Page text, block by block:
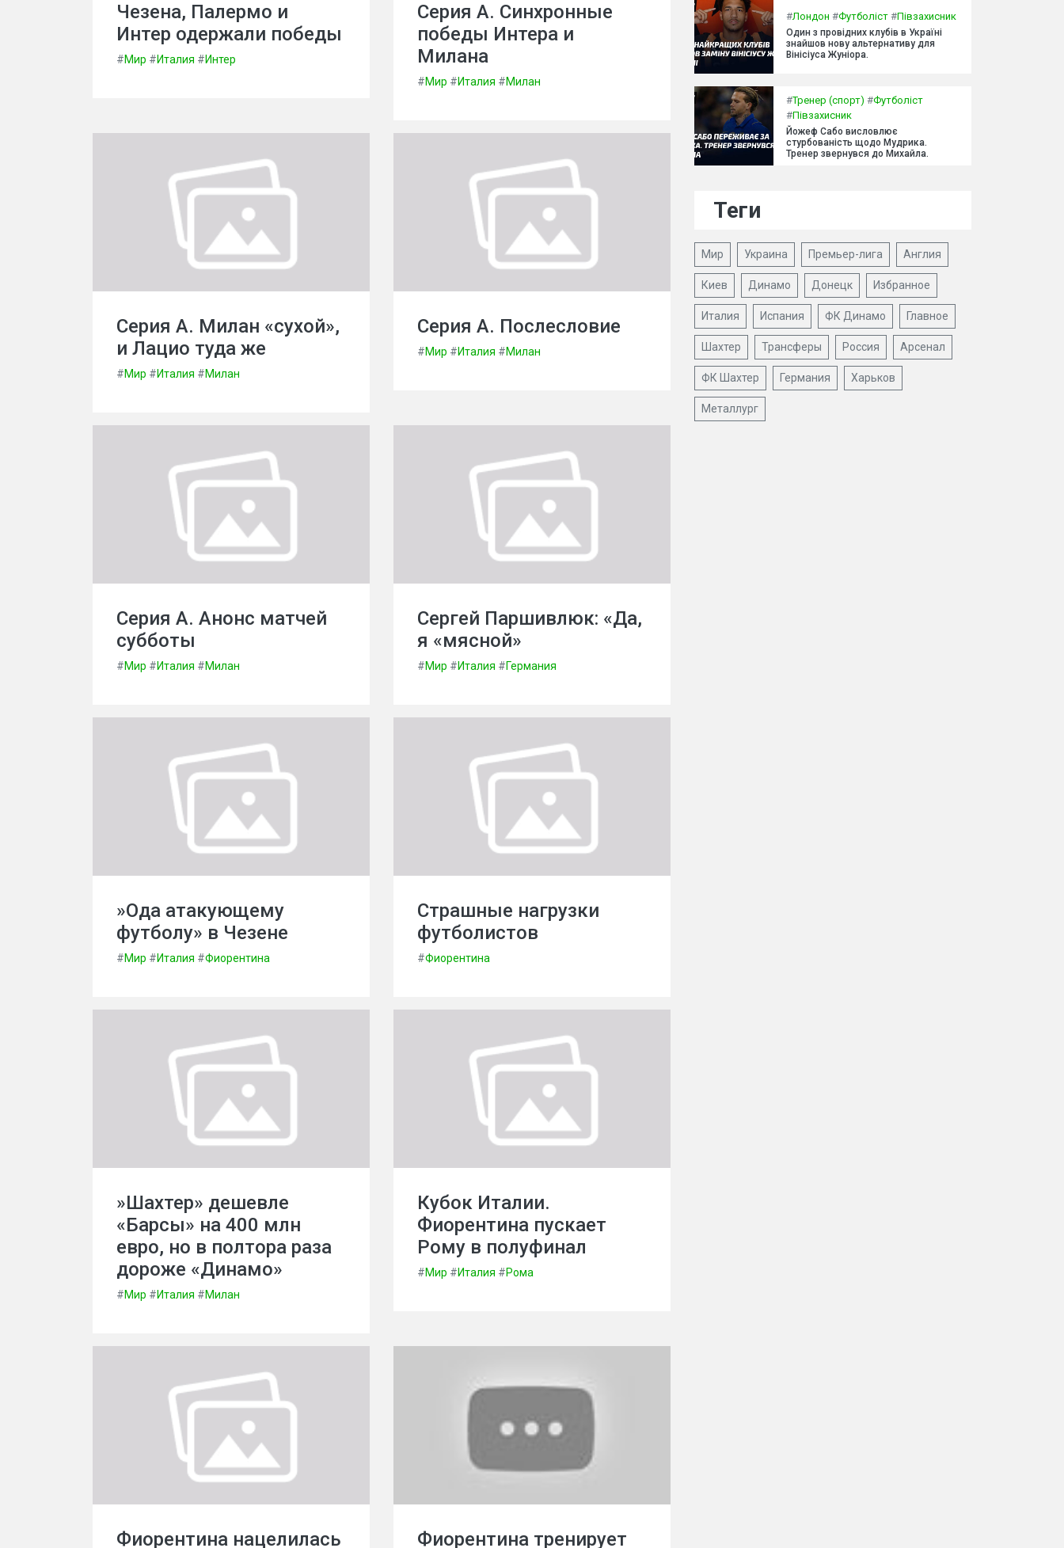
Чезена, Палермо и
Интер одержали победы
#Мир #Италия #Интер
Серия А. Синхронные
победы Интера и
Милана
#Мир #Италия #Милан
Серия А. Милан «сухой»,
и Лацио туда же
#Мир #Италия #Милан
Серия А. Послесловие
#Мир #Италия #Милан
Серия А. Анонс матчей
субботы
#Мир #Италия #Милан
Сергей Паршивлюк: «Да,
я «мясной»
#Мир #Италия #Германия
»Ода атакующему
футболу» в Чезене
#Мир #Италия #Фиорентина
Страшные нагрузки
футболистов
#Фиорентина
»Шахтер» дешевле
«Барсы» на 400 млн
евро, но в полтора раза
дороже «Динамо»
#Мир #Италия #Милан
Кубок Италии.
Фиорентина пускает
Рому в полуфинал
#Мир #Италия #Рома
Фиорентина нацелилась Фиорентина тренирует
#Лондон #Футболіст #Півзахисник
Один з провідних клубів в Україні
знайшов нову альтернативу для
Вінісіуса Жуніора.
#Тренер (спорт) #Футболіст
#Півзахисник
Йожеф Сабо висловлює
стурбованість щодо Мудрика.
Тренер звернувся до Михайла.
Теги
Мир Украина Премьер-лига Англия
Киев Динамо Донецк Избранное
Италия Испания ФК Динамо Главное
Шахтер Трансферы Россия Арсенал
ФК Шахтер Германия Харьков
Металлург